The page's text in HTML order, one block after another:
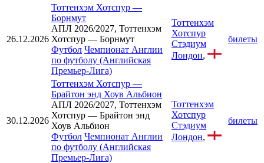
26.12.2026
Тоттенхэм Хотспур —
Борнмут
АПЛ 2026/2027, Тоттенхэм
Хотспур — Борнмут
Футбол Чемпионат Англии
по футболу (Английская
Премьер-Лига)
Тоттенхэм
Хотспур
Стэдиум
Лондон,
билеты
30.12.2026
Тоттенхэм Хотспур —
Брайтон энд Хоув Альбион
АПЛ 2026/2027, Тоттенхэм
Хотспур — Брайтон энд
Хоув Альбион
Футбол Чемпионат Англии
по футболу (Английская
Премьер-Лига)
Тоттенхэм
Хотспур
Стэдиум
Лондон,
билеты